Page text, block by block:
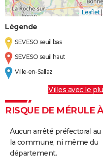
Leaflet
Légende
SEVESO seuil bas
SEVESO seuil haut
Ville-en-Sallaz
Villes avec le
RISQUE DE MÉRULE
Aucun arrêté préfectoral au
la commune, ni même du
département.